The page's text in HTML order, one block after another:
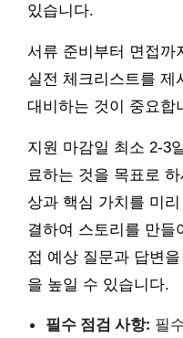
있습니다.
서류 준비부터 면접까
실전 체크리스트를 제
대비하는 것이 중요합
지원 마감일 최소 2-3
료하는 것을 목표로
상과 핵심 가치를 미
결하여 스토리를 만들
접 예상 질문과 답변
을 높일 수 있습니다.
필수 점검 사항: 필